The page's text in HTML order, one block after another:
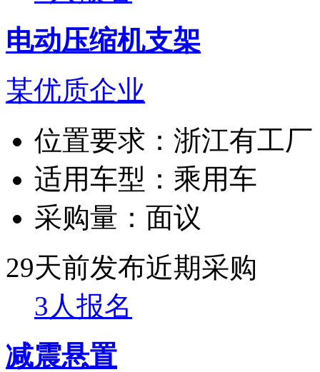
电动压缩机支架
某优质企业
位置要求： 浙江有工厂
适用车型： 乘用车
采购量： 面议
29天前发布近期采购
3人报名
减震悬置